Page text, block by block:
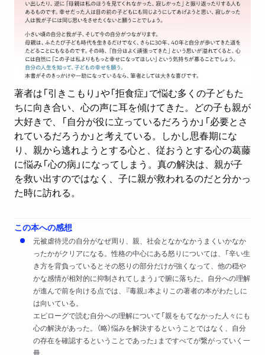
著者は「引きこもり」や「拒食症」で悩む多くの子どもた
ちに向き合い、心の声に耳を傾けてきた。どの子も親が
大好きで、「自分が役に立っているだろうか」「必要とさ
れているだろうか」と考えている。しかし思春期にな
り、親から逃れようとする心と、従おうとする心の葛藤
に悩み「心の病」になってしまう。真の解決は、親が子
を救い出すのではなく、子に親が救われるのだと分かっ
た時に訪れる。
この本への感想
元被虐待児の自分がなぜ周り、親、社会となかなかうまくいかなか
ったかがクリアになる。性格の中心にある怒りについては、「辛い生
き方を背負っているとその怒りの部分だけが強くなって、他の穏や
かな感情が相対的に抑制されてしまう」で腑に落ちた。自分への理解
が進んで前を向ける点では、『毒親』本よりこの著者の本がわたしに
は向いている。
エピローグで読む自分への理解について「親をもてなかった人々にも
心の解決があった。（略）悩みを解決するということではなく、自分
の存在を確認するということであった」まですべてが繋がっていく一
冊。